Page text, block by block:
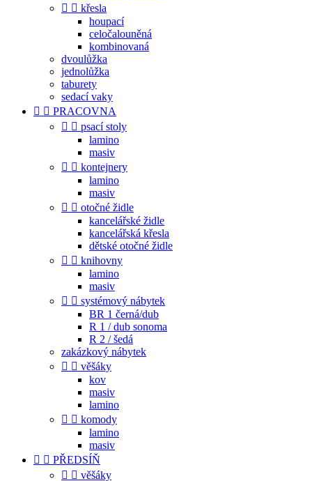
  křesla
houpací
celočalouněná
kombinovaná
dvoulůžka
jednolůžka
taburety
sedací vaky
  PRACOVNA
  psací stoly
lamino
masiv
  kontejnery
lamino
masiv
  otočné židle
kancelářské židle
kancelářská křesla
dětské otočné židle
  knihovny
lamino
masiv
  systémový nábytek
BR 1 černá/dub
R 1 / dub sonoma
R 2 / šedá
zakázkový nábytek
  věšáky
kov
masiv
lamino
  komody
lamino
masiv
  PŘEDSÍŇ
  věšáky